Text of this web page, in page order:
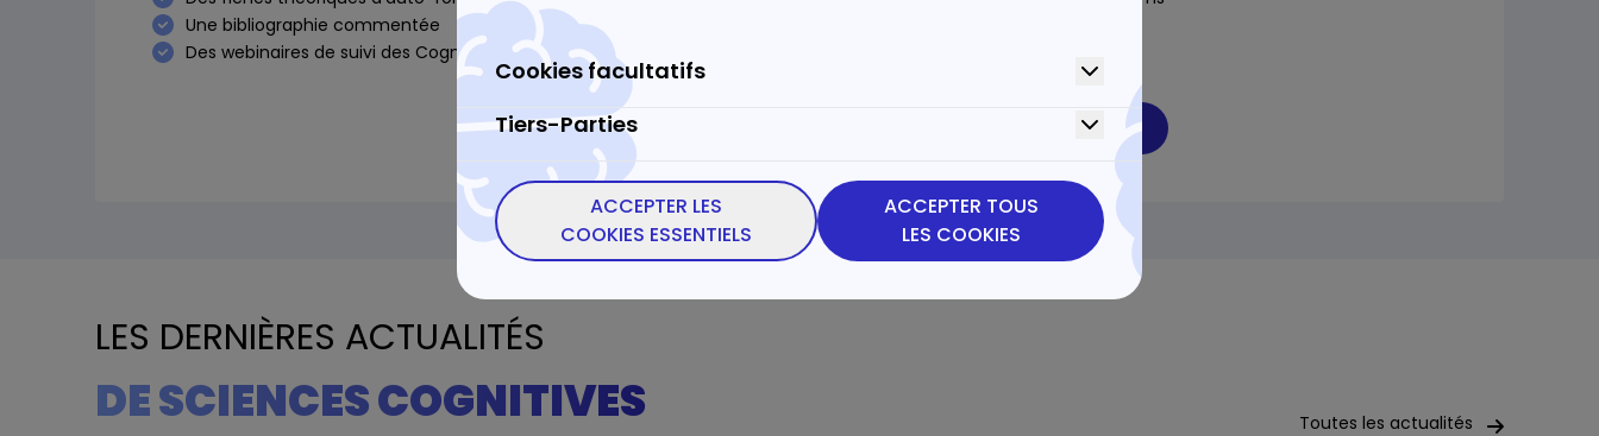
Cookies facultatifs
Tiers-Parties
d'HelloAsso
ACCEPTER LES
COOKIES ESSENTIELS
ACCEPTER TOUS
LES COOKIES
Une bibliographie commentée
Des webinaires de suivi des Cogni’classes
ADHÉRER À L’ASSOCIATION
LES DERNIÈRES ACTUALITÉS
DE SCIENCES COGNITIVES Toutes les actualités